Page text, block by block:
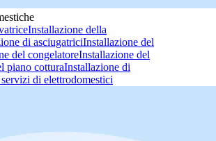
Installazione della
di asciugatriciInstallazione del
del congelatoreInstallazione del
piano cotturaInstallazione di
di elettrodomestici